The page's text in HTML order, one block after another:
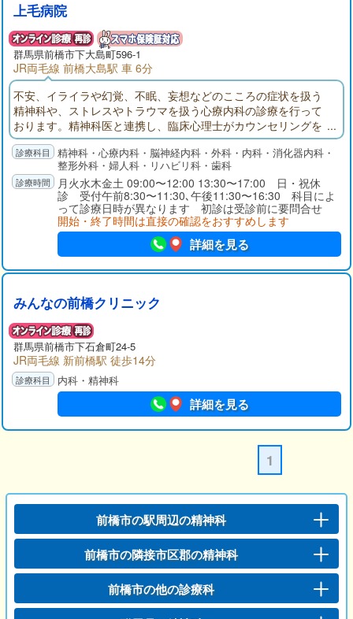
上毛病院
群馬県前橋市下大島町596-1
JR両毛線 前橋大島駅 車 6分
不安、イライラや幻覚、不眠、妄想などのこころの症状を扱う
精神科や、ストレスやトラウマを扱う心療内科の診療を行って
おります。精神科医と連携し、臨床心理士がカウンセリングを
行い、心理学面からアドバイスを行います。多職種共同による
チーム医療で、急性期から慢性期、さらには在宅看護までバッ
クアップ致します。精神科医以外に内科、外科、整形（リハビ
リテーション）医が連携して対応しています。うつ病治療や認
知症治療もご相談ください。
精神科・心療内科・脳神経内科・外科・内科・消化器内科・
整形外科・婦人科・リハビリ科・歯科
月火水木金土 09:00〜12:00 13:30〜17:00 日・祝休
診 受付午前8:30〜11:30､午後11:30〜16:30 科目によ
って診療日時が異なります 初診は受診前に要問合せ
開始・終了時間は直接の確認をおすすめします
詳細を見る
みんなの前橋クリニック
群馬県前橋市下石倉町24-5
JR両毛線 新前橋駅 徒歩14分
内科・精神科
詳細を見る
1
前橋市の駅周辺の精神科
前橋市の隣接市区郡の精神科
前橋市の他の診療科